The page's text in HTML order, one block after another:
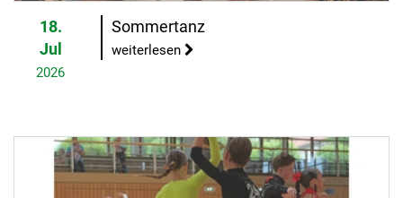
18.
Jul
2026
Sommertanz
weiterlesen